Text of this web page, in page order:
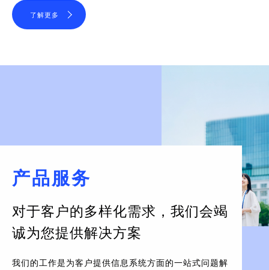
了解更多
产品服务
对于客户的多样化需求， 我们会竭
诚为您提供解决方案
我们的工作是为客户提供信息系统方面的一站式问题解